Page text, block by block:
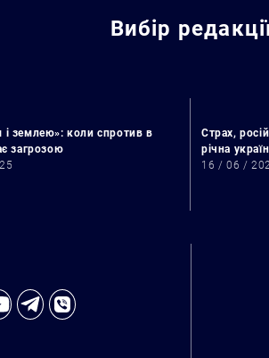
Вибір
землею»: коли спротив в
загрозою
Страх,
річна
16 / 06 /